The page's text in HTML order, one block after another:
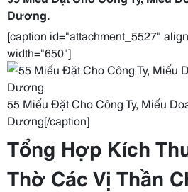
Dương.
[caption id="attachment_5527"
width="650"]
55 Miếu Đặt Cho Công Ty, Miếu
Dương[/caption]
Tổng Hợp Kích
Thờ Các Vị Thần